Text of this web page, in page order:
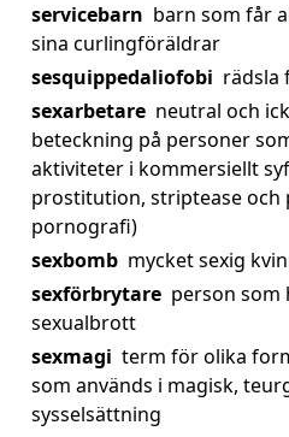
servicebarn barn som får
sina curlingföräldrar
sesquippedaliofobi rädsla
sexarbetare neutral och
beteckning på personer
aktiviteter i kommersiellt
prostitution, striptease och
pornografi)
sexbomb mycket sexig
sexförbrytare person som
sexualbrott
sexmagi term för olika
som används i magisk,
sysselsättning